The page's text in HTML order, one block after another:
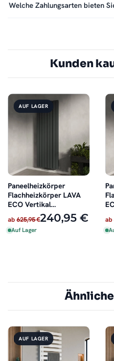
Welche Zahlungsarten bieten
Kunden
AUF LAGER
Paneelheizkörper
Flachheizkörper LAVA
ECO Vertikal
Doppellagig Anthrazit
ab 625,95 €240,95 €
Auf Lager
ab
AUF LAGER